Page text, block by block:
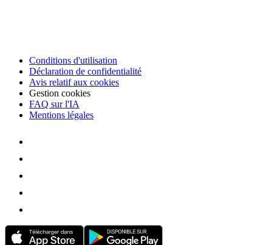
Conditions d'utilisation
Déclaration de confidentialité
Avis relatif aux cookies
Gestion cookies
FAQ sur l'IA
Mentions légales